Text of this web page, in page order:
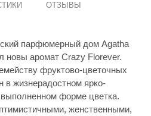
ОТЗЫВЫ
парфюмерный дом Agatha
новы аромат Crazy Florever.
фруктово-цветочных
в жизнерадостном ярко-
форме цветка.
женственными,